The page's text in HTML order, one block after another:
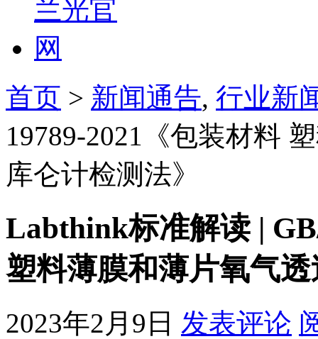
首页 > 新闻通告, 行业新
19789-2021《包装材料
库仑计检测法》
Labthink标准解读 |
塑料薄膜和薄片氧气
2023年2月9日 发表评论